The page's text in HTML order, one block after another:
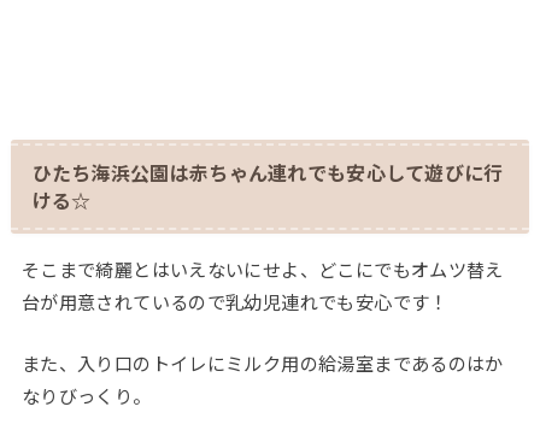
ひたち海浜公園は赤ちゃん連れでも安心して遊びに行
ける☆
そこまで綺麗とはいえないにせよ、どこにでもオムツ替え
台が用意されているので乳幼児連れでも安心です！
また、入り口のトイレにミルク用の給湯室まであるのはか
なりびっくり。